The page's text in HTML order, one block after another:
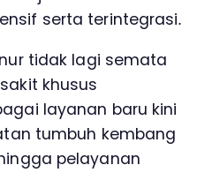
serta terintegrasi.
tidak lagi semata
khusus
layanan baru kini
tumbuh kembang
pelayanan